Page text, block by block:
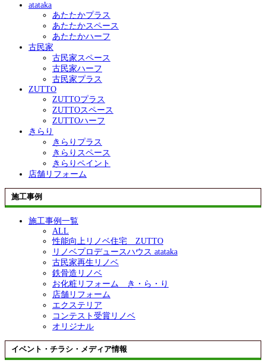
atataka
あたたかプラス
あたたかスペース
あたたかハーフ
古民家
古民家スペース
古民家ハーフ
古民家プラス
ZUTTO
ZUTTOプラス
ZUTTOスペース
ZUTTOハーフ
きらり
きらりプラス
きらりスペース
きらりペイント
店舗リフォーム
施工事例
施工事例一覧
ALL
性能向上リノベ住宅 ZUTTO
リノベプロデュースハウス atataka
古民家再生リノベ
鉄骨造リノベ
お化粧リフォーム き・ら・り
店舗リフォーム
エクステリア
コンテスト受賞リノベ
オリジナル
イベント・チラシ・メディア情報